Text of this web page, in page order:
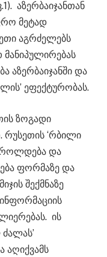
აზერბაიჯანთან
მეტად
აგრძელებს
აზერბაიჯანში და
ეფექტურობას.
ზოგადი
რუსეთის ‘რბილი
და
ფორმაზე და
შექმნაზე
ის